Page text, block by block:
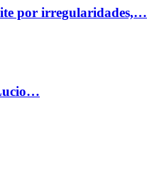
por irregularidades,…